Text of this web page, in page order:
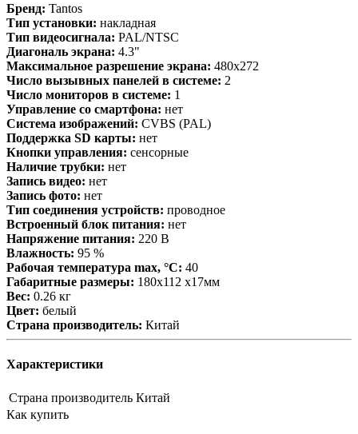
Бренд: Tantos
Тип установки: накладная
Тип видеосигнала: PAL/NTSC
Диагональ экрана: 4.3"
Максимальное разрешение экрана: 480x272
Число вызывных панелей в системе: 2
Число мониторов в системе: 1
Управление со смартфона: нет
Система изображений: CVBS (PAL)
Поддержка SD карты: нет
Кнопки управления: сенсорные
Наличие трубки: нет
Запись видео: нет
Запись фото: нет
Тип соединения устройств: проводное
Встроенный блок питания: нет
Напряжение питания: 220 В
Влажность: 95 %
Рабочая температура max, °С: 40
Габаритные размеры: 180х112 х17мм
Вес: 0.26 кг
Цвет: белый
Страна производитель: Китай
Характеристики
Страна производитель Китай
Как купить